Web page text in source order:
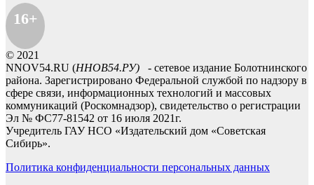
16+
© 2021
NNOV54.RU (ННОВ54.РУ) - сетевое издание Болотнинского
района. Зарегистрировано Федеральной службой по надзору в
сфере связи, информационных технологий и массовых
коммуникаций (Роскомнадзор), свидетельство о регистрации
Эл № ФС77-81542 от 16 июля 2021г.
Учредитель ГАУ НСО «Издательский дом «Советская
Сибирь».
Политика конфиденциальности персональных данных